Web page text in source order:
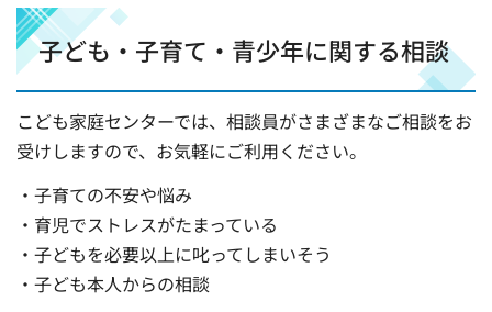
子ども・子育て・青少年に関する相談
こども家庭センターでは、相談員がさまざまなご相談をお
受けしますので、お気軽にご利用ください。
・子育ての不安や悩み
・育児でストレスがたまっている
・子どもを必要以上に叱ってしまいそう
・子ども本人からの相談